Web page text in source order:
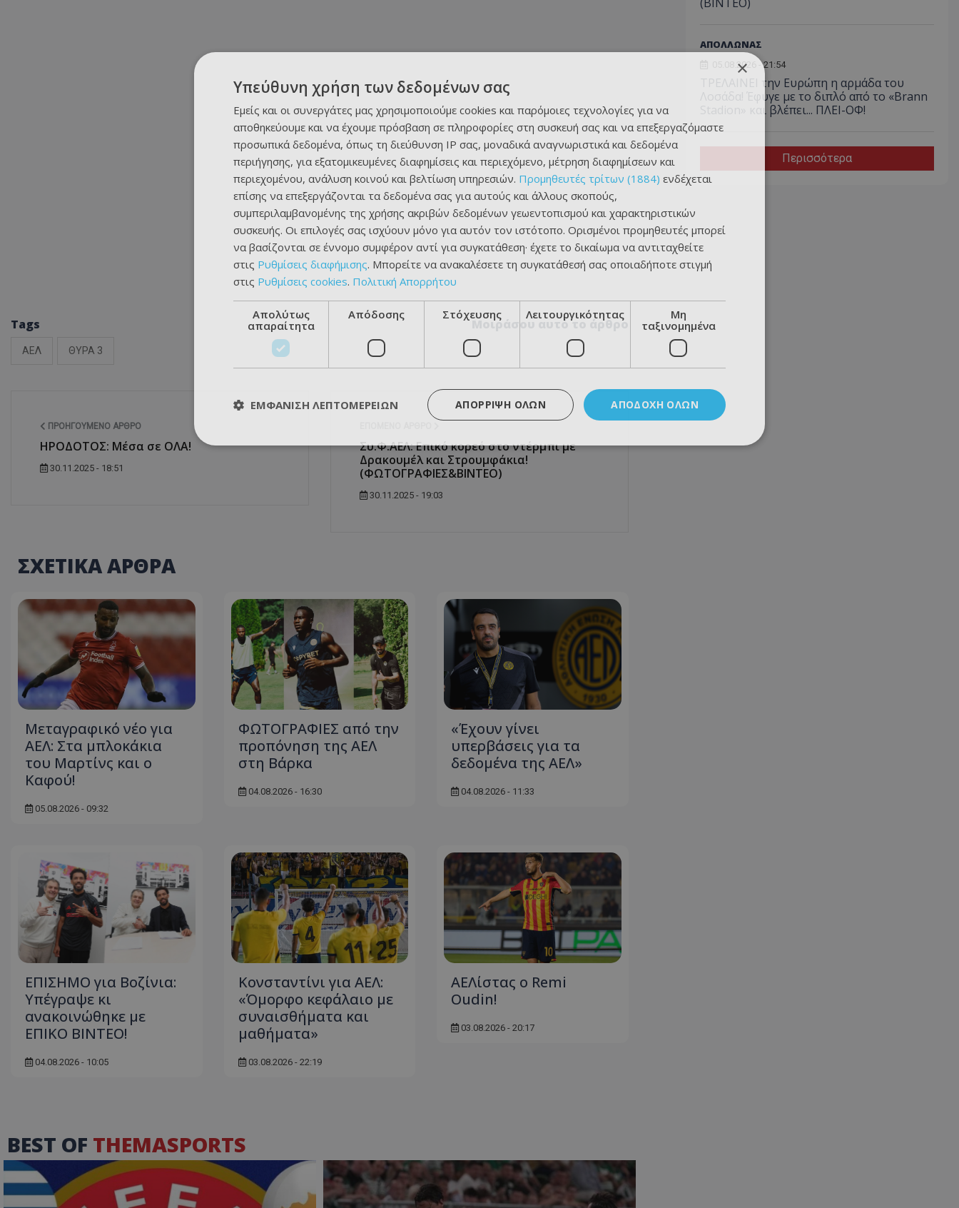
Tags
ΑΕΛ ΘΥΡΑ 3
Μοιράσου αυτό το άρθρο
ΠΡΟΗΓΟΎΜΕΝΟ ΆΡΘΡΟ
ΗΡΟΔΟΤΟΣ: Μέσα σε ΟΛΑ!
30.11.2025 - 18:51
Συ.Φ.ΑΕΛ: Επικό κορεό στο ντέρμπι με
Δρακουμέλ και Στρουμφάκια!
(ΦΩΤΟΓΡΑΦΙΕΣ&ΒΙΝΤΕΟ)
30.11.2025 - 19:03
ΣΧΕΤΙΚΑ ΑΡΘΡΑ
Μεταγραφικό νέο για
ΑΕΛ: Στα μπλοκάκια
του Μαρτίνς και ο
Καφού!
05.08.2026 - 09:32
ΦΩΤΟΓΡΑΦΙΕΣ από την
προπόνηση της ΑΕΛ
στη Βάρκα
04.08.2026 - 16:30
«Έχουν γίνει
υπερβάσεις για τα
δεδομένα της ΑΕΛ»
04.08.2026 - 11:33
ΕΠΙΣΗΜΟ για Βοζίνια:
Υπέγραψε κι
ανακοινώθηκε με
ΕΠΙΚΟ ΒΙΝΤΕΟ!
04.08.2026 - 10:05
Κονσταντίνι για ΑΕΛ:
«Όμορφο κεφάλαιο με
συναισθήματα και
μαθήματα»
03.08.2026 - 22:19
ΑΕΛίστας ο Remi
Oudin!
03.08.2026 - 20:17
BEST OF THEMASPORTS
ΑΠΟΛΛΩΝΑΣ
05.08.2026 - 21:54
ΤΡΕΛΑΙΝΕΙ την Ευρώπη η αρμάδα του
Λοσάδα! Έφυγε με το διπλό από το «Brann
Stadion» και βλέπει... ΠΛΕΙ-ΟΦ!
Περισσότερα
×
Υπεύθυνη χρήση των δεδομένων σας
Εμείς και οι συνεργάτες μας χρησιμοποιούμε cookies και παρόμοιες τεχνολογίες για να
αποθηκεύουμε και να έχουμε πρόσβαση σε πληροφορίες στη συσκευή σας και να επεξεργαζόμαστε
προσωπικά δεδομένα, όπως τη διεύθυνση IP σας, μοναδικά αναγνωριστικά και δεδομένα
περιήγησης, για εξατομικευμένες διαφημίσεις και περιεχόμενο, μέτρηση διαφημίσεων και
περιεχομένου, ανάλυση κοινού και βελτίωση υπηρεσιών. Προμηθευτές τρίτων (1884) ενδέχεται
επίσης να επεξεργάζονται τα δεδομένα σας για αυτούς και άλλους σκοπούς,
συμπεριλαμβανομένης της χρήσης ακριβών δεδομένων γεωεντοπισμού και χαρακτηριστικών
συσκευής. Οι επιλογές σας ισχύουν μόνο για αυτόν τον ιστότοπο. Ορισμένοι προμηθευτές μπορεί
να βασίζονται σε έννομο συμφέρον αντί για συγκατάθεση· έχετε το δικαίωμα να αντιταχθείτε
στις Ρυθμίσεις διαφήμισης. Μπορείτε να ανακαλέσετε τη συγκατάθεσή σας οποιαδήποτε στιγμή
στις Ρυθμίσεις cookies. Πολιτική Απορρήτου
Απολύτως
απαραίτητα
Απόδοσης Στόχευσης Λειτουργικότητας
Μη
ταξινομημένα
ΑΠΟΔΟΧΉ ΌΛΩΝ
ΑΠΌΡΡΙΨΗ ΌΛΩΝ
ΕΜΦΆΝΙΣΗ ΛΕΠΤΟΜΕΡΕΙΏΝ